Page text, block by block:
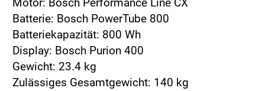
Motor: Bosch Performance Line CX
Batterie: Bosch PowerTube 800
Batteriekapazität: 800 Wh
Display: Bosch Purion 400
Gewicht: 23.4 kg
Zulässiges Gesamtgewicht: 140 kg